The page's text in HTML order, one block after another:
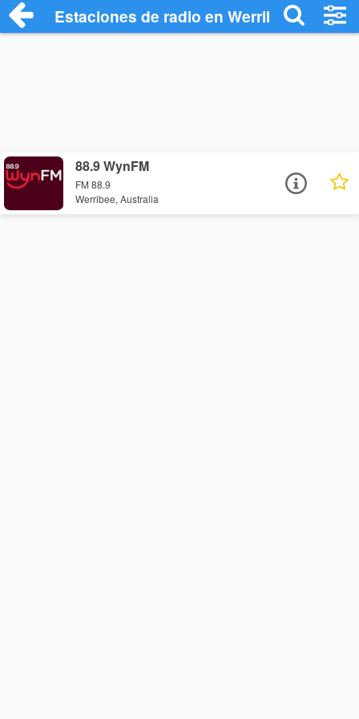
Estaciones de radio en Werribee -
88.9 WynFM
FM 88.9
Werribee, Australia